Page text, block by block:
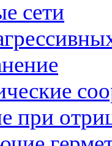
сети
при